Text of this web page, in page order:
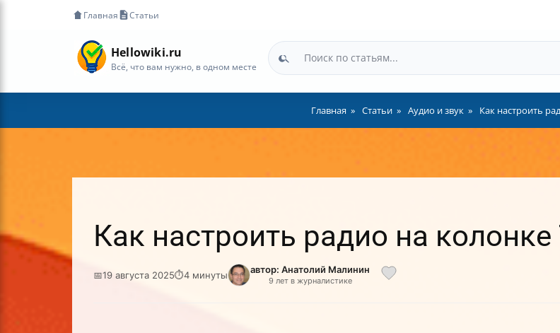
Главная Статьи
Hellowiki.ru
Всё, что вам нужно, в одном месте
Главная Статьи Аудио и звук Как настроить
Как настроить радио на колонке
📅19 августа 2025⏱4 минуты автор: Анатолий Малинин
9 лет в журналистике